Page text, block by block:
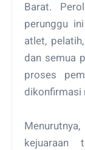
Barat.
perunggu
atlet,
dan semua
proses
dikonfirmasi
kejuaraan